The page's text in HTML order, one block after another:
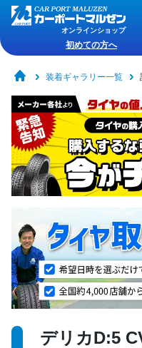
オンラインショップ
初めての方へ
装着ギャラリー一覧
デリカD:5